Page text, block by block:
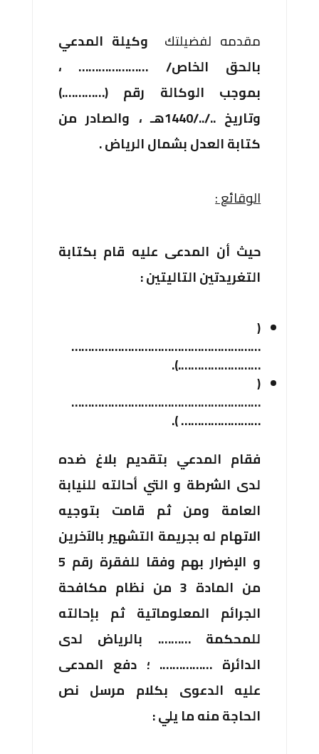
مقدمه لفضيلتك
وكيلة المدعي
بالحق الخاص/ ………………… ،
بموجب الوكالة رقم (………….)
وتاريخ ../../1440هـ ، والصادر من
كتابة العدل بشمال الرياض .
الوقائع :
حيث أن المدعى عليه قام بكتابة
التغريدتين التاليتين :
(
…………………………………………………
…………………….).
(
…………………………………………………
…………………… ).
فقام المدعي بتقديم بلاغ ضده
لدى الشرطة و التي أحالته للنيابة
العامة ومن ثم قامت بتوجيه
الاتهام له بجريمة التشهير بالآخرين
و الإضرار بهم وفقا للفقرة رقم 5
من المادة 3 من نظام مكافحة
الجرائم المعلوماتية ثم بإحالته
للمحكمة ………. بالرياض لدى
الدائرة ……………. ؛ دفع المدعى
عليه الدعوى بكلام مرسل نص
الحاجة منه ما يلي :